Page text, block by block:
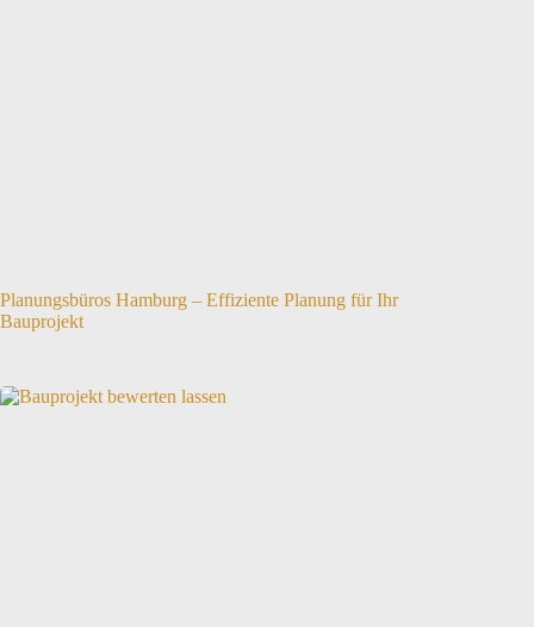
Planungsbüros Hamburg – Effiziente Planung für Ihr
Bauprojekt